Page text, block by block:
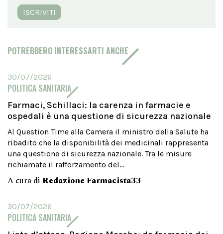
ISCRIVITI
POTREBBERO INTERESSARTI ANCHE
30/07/2026
POLITICA SANITARIA
Farmaci, Schillaci: la carenza in farmacie e
ospedali è una questione di sicurezza nazionale
Al Question Time alla Camera il ministro della Salute ha
ribadito che la disponibilità dei medicinali rappresenta
una questione di sicurezza nazionale. Tra le misure
richiamate il rafforzamento del...
A cura di Redazione Farmacista33
30/07/2026
POLITICA SANITARIA